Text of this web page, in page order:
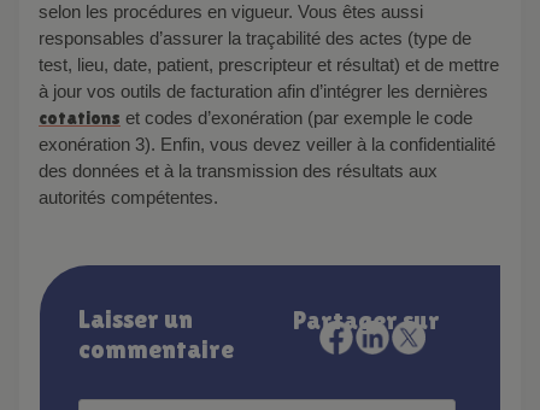
selon les procédures en vigueur. Vous êtes aussi
responsables d’assurer la traçabilité des actes (type de
test, lieu, date, patient, prescripteur et résultat) et de mettre
à jour vos outils de facturation afin d’intégrer les dernières
cotations et codes d’exonération (par exemple le code
exonération 3). Enfin, vous devez veiller à la confidentialité
des données et à la transmission des résultats aux
autorités compétentes.
Laisser un
commentaire
Partager sur